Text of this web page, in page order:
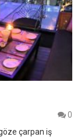
0
çarpan iş